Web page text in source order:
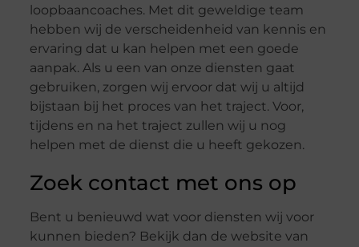
loopbaancoaches. Met dit geweldige team
hebben wij de verscheidenheid van kennis en
ervaring dat u kan helpen met een goede
aanpak. Als u een van onze diensten gaat
gebruiken, zorgen wij ervoor dat wij u altijd
bijstaan bij het proces van het traject. Voor,
tijdens en na het traject zullen wij u nog
helpen met de dienst die u heeft gekozen.
Zoek contact met ons op
Bent u benieuwd wat voor diensten wij voor
kunnen bieden? Bekijk dan de website van